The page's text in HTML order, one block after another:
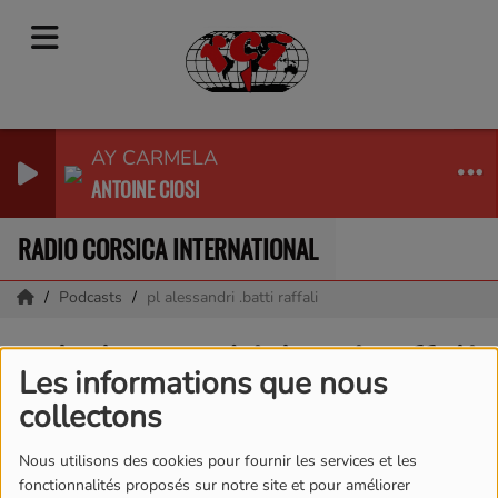
Les informations que nous
collectons
Nous utilisons des cookies pour fournir les services et les
fonctionnalités proposés sur notre site et pour améliorer
AY CARMELA
ANTOINE CIOSI
RADIO CORSICA INTERNATIONAL
Podcasts pl alessandri .batti raffali
pl alessandri .batti raffali